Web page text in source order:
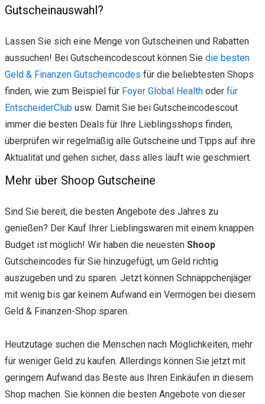
Gutscheinauswahl?
Lassen Sie sich eine Menge von Gutscheinen und Rabatten
aussuchen! Bei Gutscheincodescout können Sie die besten
Geld & Finanzen Gutscheincodes für die beliebtesten Shops
finden, wie zum Beispiel für Foyer Global Health oder für
EntscheiderClub usw. Damit Sie bei Gutscheincodescout
immer die besten Deals für Ihre Lieblingsshops finden,
überprüfen wir regelmäßig alle Gutscheine und Tipps auf ihre
Aktualität und gehen sicher, dass alles läuft wie geschmiert.
Mehr über Shoop Gutscheine
Sind Sie bereit, die besten Angebote des Jahres zu
genießen? Der Kauf Ihrer Lieblingswaren mit einem knappen
Budget ist möglich! Wir haben die neuesten Shoop
Gutscheincodes für Sie hinzugefügt, um Geld richtig
auszugeben und zu sparen. Jetzt können Schnäppchenjäger
mit wenig bis gar keinem Aufwand ein Vermögen bei diesem
Geld & Finanzen-Shop sparen.
Heutzutage suchen die Menschen nach Möglichkeiten, mehr
für weniger Geld zu kaufen. Allerdings können Sie jetzt mit
geringem Aufwand das Beste aus Ihren Einkäufen in diesem
Shop machen. Sie können die besten Angebote von dieser